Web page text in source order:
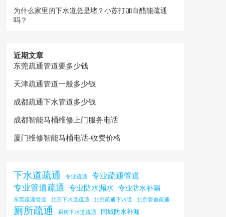
为什么家里的下水道总是堵？小苏打加白醋能疏通
吗？
近期文章
东莞疏通管道要多少钱
天津疏通管道一般多少钱
成都疏通下水管道多少钱
成都智能马桶维修上门服务电话
厦门维修智能马桶电话-收费价格
下水道疏通 专业疏通 专业疏通管道
专业管道疏通 专业防水漏水 专业防水补漏
东莞疏通管道 北京下水道疏通 北京疏通下水道 北京管道疏通
厕所疏通 厨房下水道疏通 同城防水补漏